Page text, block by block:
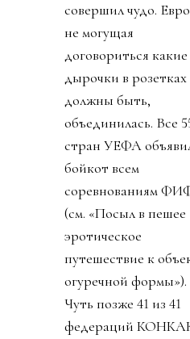
совершил чудо.
не могущая
договориться какие
дырочки в розетках
должны быть,
объединилась. Все
стран УЕФА
бойкот всем
соревнованиям
(см. «Посыл в пешее
эротическое
путешествие к
огуречной формы»).
Чуть позже 41 из 41
федераций